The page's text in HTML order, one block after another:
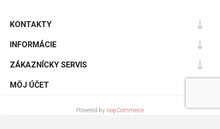
KONTAKTY
INFORMÁCIE
ZÁKAZNÍCKY SERVIS
MÔJ ÚČET
Powered by nopCommerce